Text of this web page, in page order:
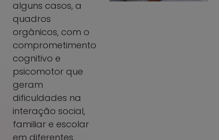
alguns casos, a
quadros
orgânicos, com o
comprometimento
cognitivo e
psicomotor que
geram
dificuldades na
interação social,
familiar e escolar
em diferentes